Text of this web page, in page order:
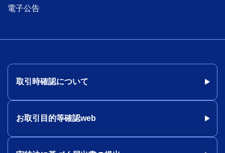
電子公告
取引時確認について
お取引目的等確認web